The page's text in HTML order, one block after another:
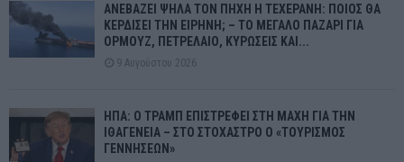
ΑΝΕΒΑΖΕΙ ΨΗΛΑ ΤΟΝ ΠΗΧΗ Η ΤΕΧΕΡΑΝΗ: ΠΟΙΟΣ ΘΑ
ΚΕΡΔΙΣΕΙ ΤΗΝ ΕΙΡΗΝΗ; – ΤΟ ΜΕΓΑΛΟ ΠΑΖΑΡΙ ΓΙΑ
ΟΡΜΟΥΖ, ΠΕΤΡΕΛΑΙΟ, ΚΥΡΩΣΕΙΣ ΚΑΙ...
9 Αυγούστου 2026
ΗΠΑ: Ο ΤΡΑΜΠ ΕΠΙΣΤΡΕΦΕΙ ΣΤΗ ΜΑΧΗ ΓΙΑ ΤΗΝ
ΙΘΑΓΕΝΕΙΑ – ΣΤΟ ΣΤΟΧΑΣΤΡΟ Ο «ΤΟΥΡΙΣΜΟΣ
ΓΕΝΝΗΣΕΩΝ»